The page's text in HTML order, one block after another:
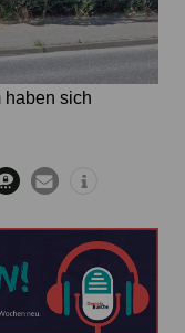
haben sich